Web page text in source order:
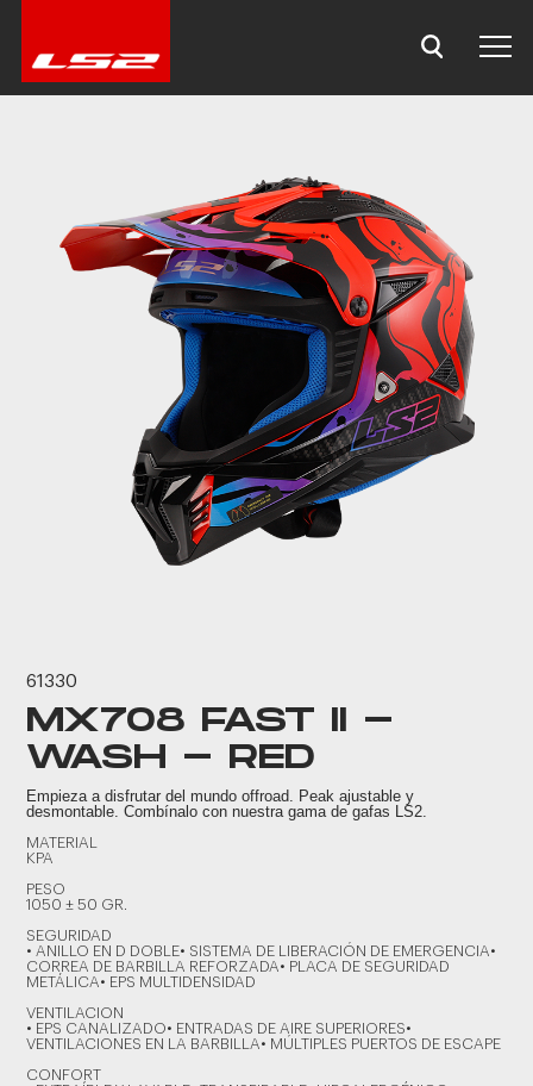
61330
MX708 FAST II -
WASH - RED
Empieza a disfrutar del mundo offroad. Peak ajustable y
desmontable. Combínalo con nuestra gama de gafas LS2.
MATERIAL
KPA
PESO
1050 ± 50 GR.
SEGURIDAD
• ANILLO EN D DOBLE• SISTEMA DE LIBERACIÓN DE EMERGENCIA•
CORREA DE BARBILLA REFORZADA• PLACA DE SEGURIDAD
METÁLICA• EPS MULTIDENSIDAD
VENTILACION
• EPS CANALIZADO• ENTRADAS DE AIRE SUPERIORES•
VENTILACIONES EN LA BARBILLA• MÚLTIPLES PUERTOS DE ESCAPE
CONFORT